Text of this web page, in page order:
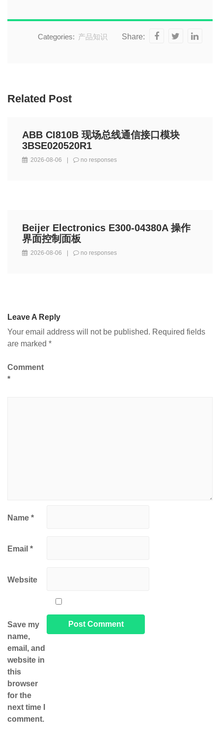
Categories: 产品知识 Share:
Related Post
ABB CI810B 现场总线通信接口模块
3BSE020520R1
2026-08-06 no responses
Beijer Electronics E300-04380A 操作
界面控制面板
2026-08-06 no responses
Leave A Reply
Your email address will not be published. Required fields
are marked *
Comment
*
Name *
Email *
Website
Save my
name,
email, and
website in
this
browser
for the
next time I
comment.